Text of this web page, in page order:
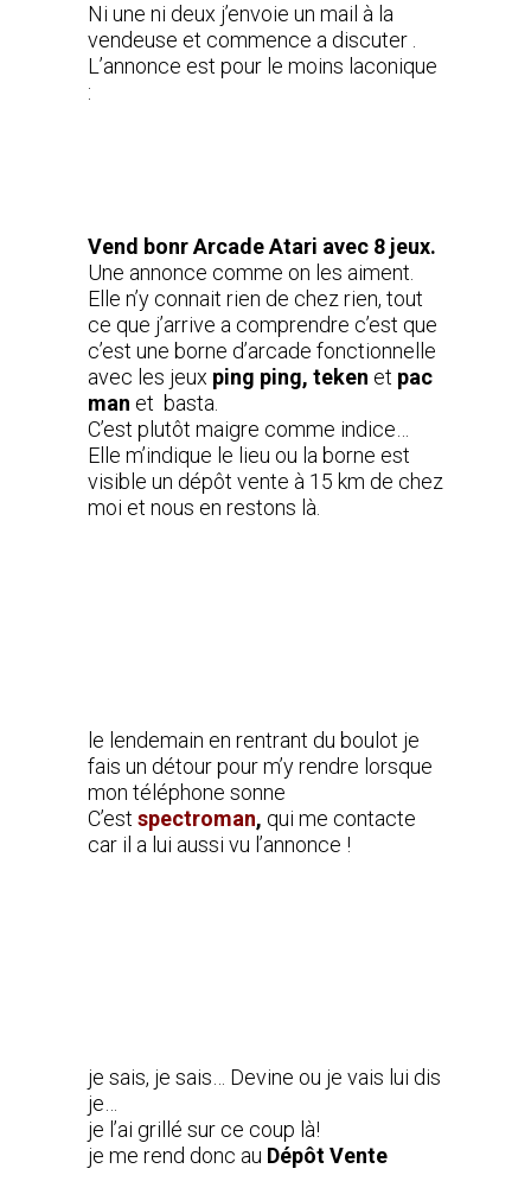
Ni une ni deux j’envoie un mail à la
vendeuse et commence a discuter .
L’annonce est pour le moins laconique
:
Vend bonr Arcade Atari avec 8 jeux.
Une annonce comme on les aiment.
Elle n’y connait rien de chez rien, tout
ce que j’arrive a comprendre c’est que
c’est une borne d’arcade fonctionnelle
avec les jeux ping ping, teken et pac
man et basta.
C’est plutôt maigre comme indice…
Elle m’indique le lieu ou la borne est
visible un dépôt vente à 15 km de chez
moi et nous en restons là.
le lendemain en rentrant du boulot je
fais un détour pour m’y rendre lorsque
mon téléphone sonne
C’est spectroman, qui me contacte
car il a lui aussi vu l’annonce !
je sais, je sais… Devine ou je vais lui dis
je…
je l’ai grillé sur ce coup là!
je me rend donc au Dépôt Vente